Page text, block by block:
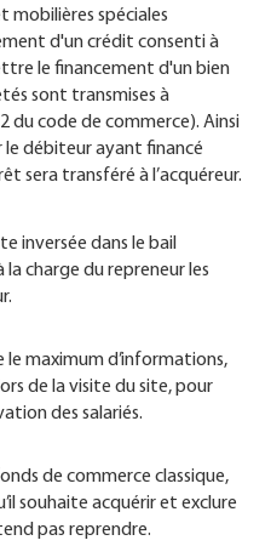
mobilières spéciales
d'un crédit consenti à
le financement d'un bien
sont transmises à
du code de commerce). Ainsi
le débiteur ayant financé
sera transféré à l’acquéreur.
inversée dans le bail
charge du repreneur les
le maximum d’informations,
de la visite du site, pour
des salariés.
de commerce classique,
souhaite acquérir et exclure
pas reprendre.